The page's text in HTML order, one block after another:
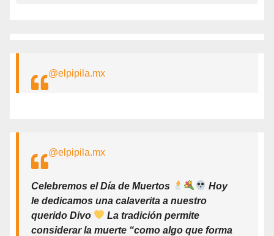
@elpipila.mx
@elpipila.mx
Celebremos el Día de Muertos
Hoy
le dedicamos una calaverita a nuestro
querido Divo
La tradición permite
considerar la muerte “como algo que forma